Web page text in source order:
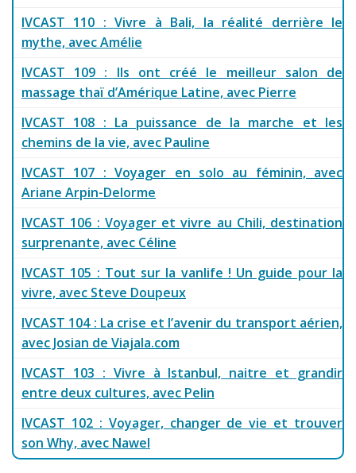
IVCAST 110 : Vivre à Bali, la réalité derrière le
mythe, avec Amélie
IVCAST 109 : Ils ont créé le meilleur salon de
massage thaï d’Amérique Latine, avec Pierre
IVCAST 108 : La puissance de la marche et les
chemins de la vie, avec Pauline
IVCAST 107 : Voyager en solo au féminin, avec
Ariane Arpin-Delorme
IVCAST 106 : Voyager et vivre au Chili, destination
surprenante, avec Céline
IVCAST 105 : Tout sur la vanlife ! Un guide pour la
vivre, avec Steve Doupeux
IVCAST 104 : La crise et l’avenir du transport aérien,
avec Josian de Viajala.com
IVCAST 103 : Vivre à Istanbul, naitre et grandir
entre deux cultures, avec Pelin
IVCAST 102 : Voyager, changer de vie et trouver
son Why, avec Nawel